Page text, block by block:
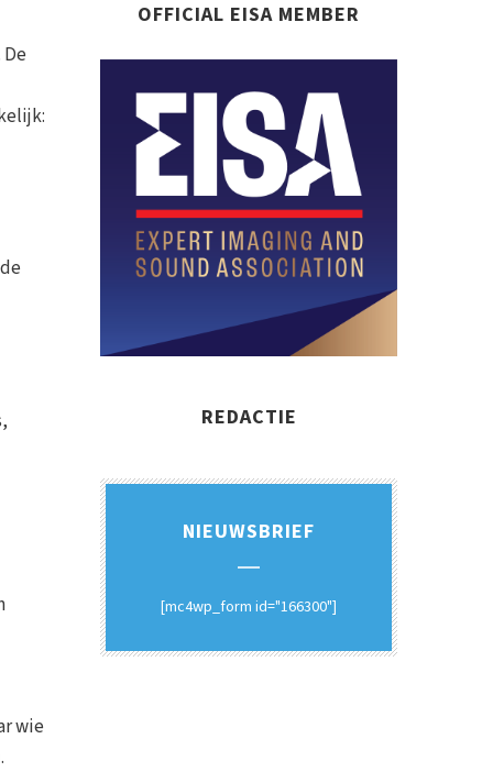
wie
OFFICIAL EISA MEMBER
REDACTIE
NIEUWSBRIEF
[mc4wp_form id="166300"]